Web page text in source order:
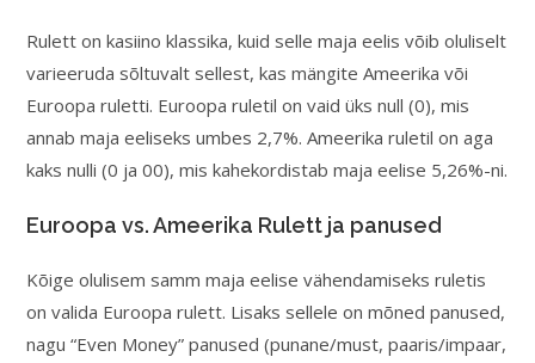
Rulett on kasiino klassika, kuid selle maja eelis võib oluliselt
varieeruda sõltuvalt sellest, kas mängite Ameerika või
Euroopa ruletti. Euroopa ruletil on vaid üks null (0), mis
annab maja eeliseks umbes 2,7%. Ameerika ruletil on aga
kaks nulli (0 ja 00), mis kahekordistab maja eelise 5,26%-ni.
Euroopa vs. Ameerika Rulett ja panused
Kõige olulisem samm maja eelise vähendamiseks ruletis
on valida Euroopa rulett. Lisaks sellele on mõned panused,
nagu “Even Money” panused (punane/must, paaris/impaar,